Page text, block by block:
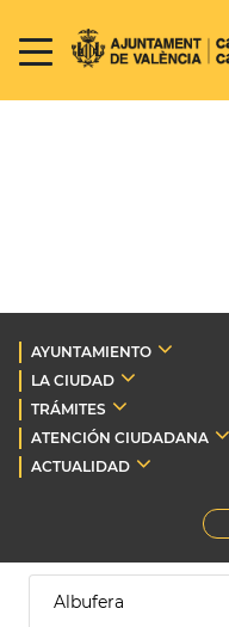
AYUNTAMIENTO
LA CIUDAD
TRÁMITES
ATENCIÓN CIUDADANA
ACTUALIDAD
Albufera